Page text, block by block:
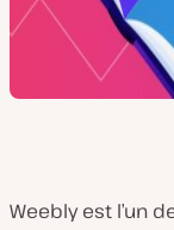
Weebly est l’un